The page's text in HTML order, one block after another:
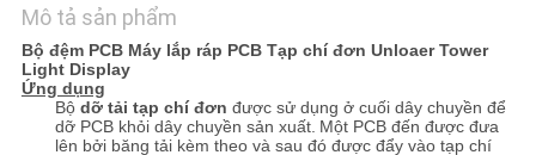
ĐỒ
TRANG
WEB
Mô tả sản phẩm
Bộ đệm PCB Máy lắp ráp PCB Tạp chí đơn Unloaer Tower
Light Display
Ứng dụng
Bộ dỡ tải tạp chí đơn được sử dụng ở cuối dây chuyền để
dỡ PCB khỏi dây chuyền sản xuất. Một PCB đến được đưa
lên bởi băng tải kèm theo và sau đó được đẩy vào tạp chí